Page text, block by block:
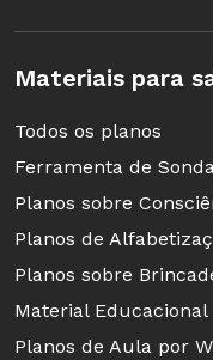
Materiais para
Todos os planos
Ferramenta de
Planos sobre
Planos de
Planos sobre
Material Educacional
Planos de Aula por